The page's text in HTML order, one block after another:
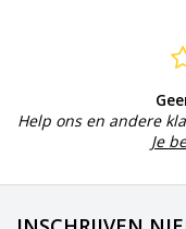
Help ons en andere
Je